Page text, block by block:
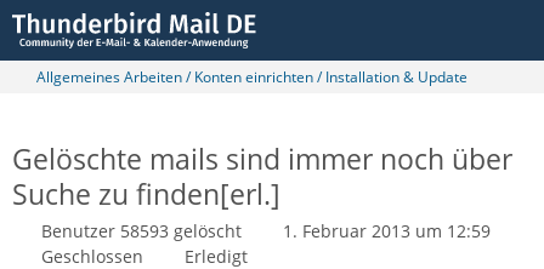
Allgemeines Arbeiten / Konten einrichten / Installation & Update
Gelöschte mails sind immer noch über
Suche zu finden[erl.]
Benutzer 58593 gelöscht
1. Februar 2013 um 12:59
Geschlossen
Erledigt